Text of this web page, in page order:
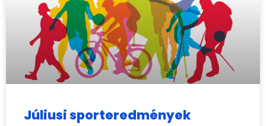
Júliusi sporteredmények